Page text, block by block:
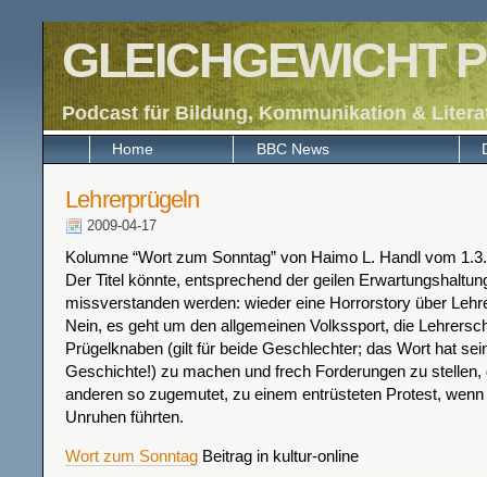
GLEICHGEWICHT
Podcast für Bildung, Kommunikation &
BBC News
Home
Lehrerprügeln
2009-04-17
Kolumne “Wort zum Sonntag” von Haimo L. Handl vom
Der Titel könnte, entsprechend der geilen
missverstanden werden: wieder eine Horrorstory über
Nein, es geht um den allgemeinen Volkssport, die
Prügelknaben (gilt für beide Geschlechter; das Wort hat
Geschichte!) zu machen und frech Forderungen zu stellen,
anderen so zugemutet, zu einem entrüsteten Protest,
Unruhen führten.
Wort zum Sonntag Beitrag in kultur-online